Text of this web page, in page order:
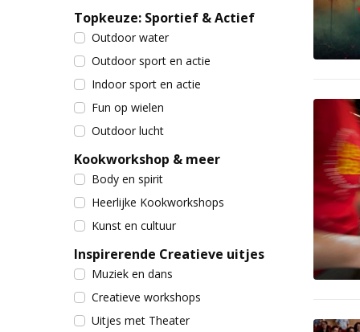
Topkeuze: Sportief & Actief
Outdoor water
Outdoor sport en actie
Indoor sport en actie
Fun op wielen
Outdoor lucht
Kookworkshop & meer
Body en spirit
Heerlijke Kookworkshops
Kunst en cultuur
Inspirerende Creatieve uitjes
Muziek en dans
Creatieve workshops
Uitjes met Theater